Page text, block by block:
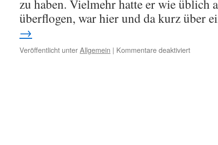
zu haben. Vielmehr hatte er wie üblich
überflogen, war hier und da kurz über
→
Veröffentlicht unterAllgemein | Kommentare deaktiviertfür